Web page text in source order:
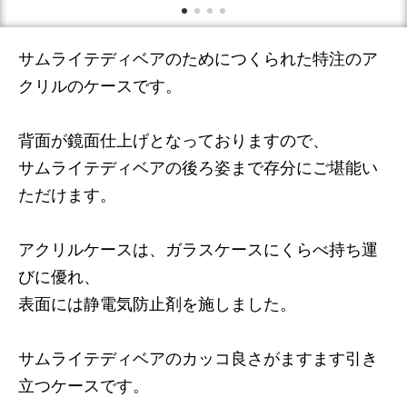
サムライテディベアのためにつくられた特注のア
クリルのケースです。
背面が鏡面仕上げとなっておりますので、
サムライテディベアの後ろ姿まで存分にご堪能い
ただけます。
アクリルケースは、ガラスケースにくらべ持ち運
びに優れ、
表面には静電気防止剤を施しました。
サムライテディベアのカッコ良さがますます引き
立つケースです。